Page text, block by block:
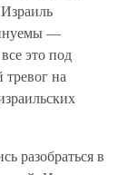
—
это под
на
разобраться в